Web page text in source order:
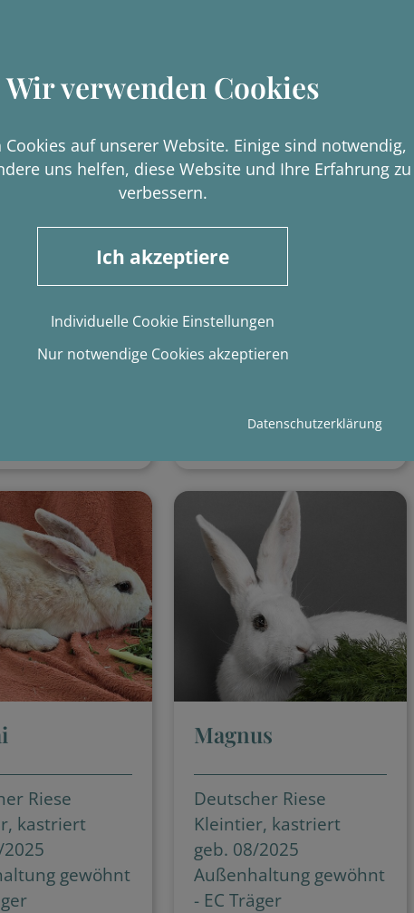
Wir verwenden Cookies
Cookies auf unserer Website. Einige sind notwendig,
uns helfen, diese Website und Ihre Erfahrung zu
verbessern.
Ich akzeptiere
Individuelle Cookie Einstellungen
Nur notwendige Cookies akzeptieren
Datenschutzerklärung
gewöhnt
Deutscher Riese
geb. 08/2025
Außenhaltung gewöhnt
Details
Riese
kastriert
gewöhnt
Magnus
Deutscher Riese
Kleintier, kastriert
geb. 08/2025
Außenhaltung gewöhnt
- EC Träger